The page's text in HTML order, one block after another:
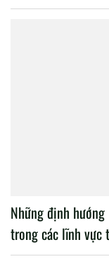
Những định
trong các lĩnh vực